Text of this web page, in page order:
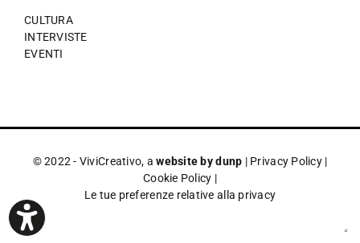
CULTURA
INTERVISTE
EVENTI
© 2022 - ViviCreativo, awebsite by dunp | Privacy Policy|
Cookie Policy |
Le tue preferenze relative alla privacy